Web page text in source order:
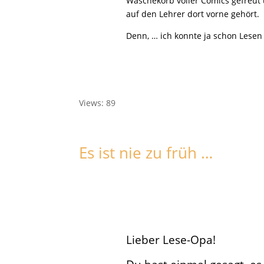
auf den Lehrer dort vorne gehört.
Denn, … ich konnte ja schon Lesen
Views: 89
Es ist nie zu früh …
Lieber Lese-Opa!